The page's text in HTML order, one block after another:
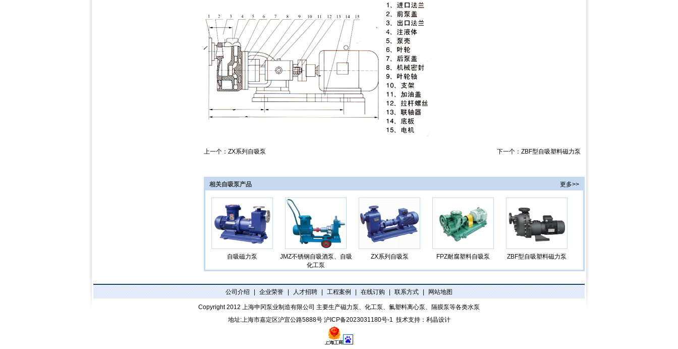
上一个： ZX系列自吸泵 下一个： ZBF型自吸塑料磁力泵
更多>>
相关自吸泵产品
自吸磁力泵
JMZ不锈钢自吸酒泵、自吸
化工泵
ZX系列自吸泵 FPZ耐腐塑料自吸泵 ZBF型自吸塑料磁力泵
公司介绍 企业荣誉 人才招聘 工程案例 在线订购 联系方式 网站地图
Copyright 2012 上海申冈泵业制造有限公司 主要生产磁力泵、化工泵、氟塑料离心泵、隔膜泵等各类水泵
地址:上海市嘉定区沪宜公路5888号 沪ICP备2023031180号-1 技术支持： 利晶设计